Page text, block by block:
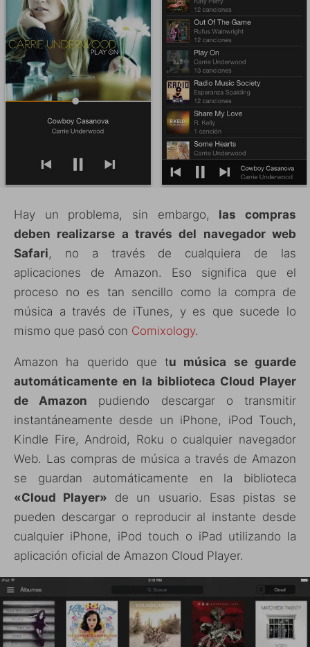
Hay un problema, sin embargo, las compras
deben realizarse a través del navegador web
Safari, no a través de cualquiera de las
aplicaciones de Amazon. Eso significa que el
proceso no es tan sencillo como la compra de
música a través de iTunes, y es que sucede lo
mismo que pasó con Comixology.
Amazon ha querido que tu música se guarde
automáticamente en la biblioteca Cloud Player
de Amazon pudiendo descargar o transmitir
instantáneamente desde un iPhone, iPod Touch,
Kindle Fire, Android, Roku o cualquier navegador
Web. Las compras de música a través de Amazon
se guardan automáticamente en la biblioteca
«Cloud Player» de un usuario. Esas pistas se
pueden descargar o reproducir al instante desde
cualquier iPhone, iPod touch o iPad utilizando la
aplicación oficial de Amazon Cloud Player.